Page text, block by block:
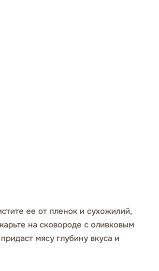
ее от пленок и сухожилий,
на сковороде с оливковым
мясу глубину вкуса и